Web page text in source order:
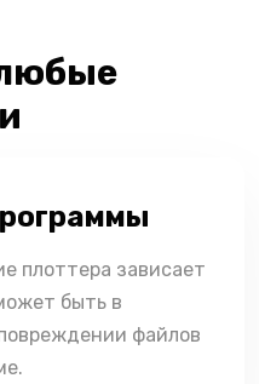
плоттера зависает
быть в
файлов